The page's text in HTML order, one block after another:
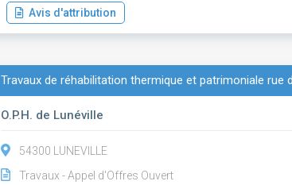
Avis d'attribution
Travaux de réhabilitation thermique et patrimoniale rue
O.P.H. de Lunéville
54300 LUNEVILLE
Travaux - Appel d'Offres Ouvert